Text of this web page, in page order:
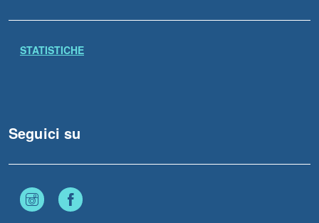
STATISTICHE
Seguici su
Instagram